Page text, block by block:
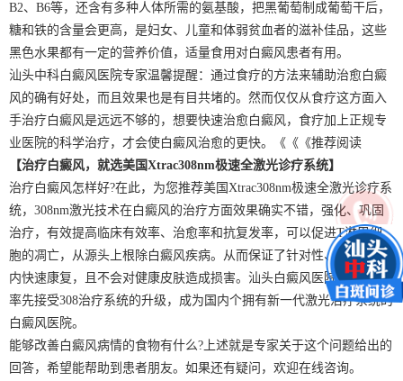
B2、B6等，还含有多种人体所需的氨基酸，把黑葡萄制成葡萄干后，
糖和铁的含量会更高，是妇女、儿童和体弱贫血者的滋补佳品，这些
黑色水果都有一定的营养价值，适量食用对白癜风患者有用。
汕头中科白癜风医院专家温馨提醒：通过食疗的方法来辅助治愈白癜
风的确有好处，而且效果也是有目共堵的。然而仅仅从食疗这方面入
手治疗白癜风是远远不够的，想要快速治愈白癜风，食疗加上正规专
业医院的科学治疗，才会使白癜风治愈的更快。《《《推荐阅读
【治疗白癜风，就选美国Xtrac308nm极速全激光诊疗系统】
治疗白癜风怎样好?在此，为您推荐美国Xtrac308nm极速全激光诊疗系
统，308nm激光技术在白癜风的治疗方面效果确实不错，强化、巩固
治疗，有效提高临床有效率、治愈率和抗复发率，可以促进T淋巴细
胞的凋亡，从源头上根除白癜风疾病。从而保证了针对性、较短周期
内快速康复，且不会对健康皮肤造成损害。汕头白癜风医院在全国内
率先接受308治疗系统的升级，成为国内个拥有新一代激光治疗系统的
白癜风医院。
能够改善白癜风病情的食物有什么?上述就是专家关于这个问题给出的
回答，希望能帮助到患者朋友。如果还有疑问，欢迎在线咨询。